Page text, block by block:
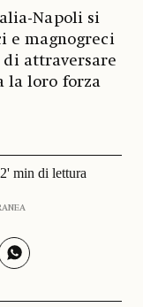
Napoli si
e magnogreci
di attraversare
la loro forza
2' min di lettura